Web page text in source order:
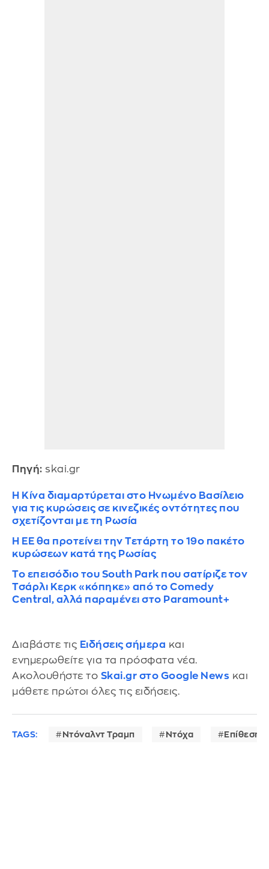
Πηγή: skai.gr
Η Κίνα διαμαρτύρεται στο Ηνωμένο Βασίλειο
για τις κυρώσεις σε κινεζικές οντότητες που
σχετίζονται με τη Ρωσία
Η ΕΕ θα προτείνει την Τετάρτη το 19ο πακέτο
κυρώσεων κατά της Ρωσίας
Το επεισόδιο του South Park που σατίριζε τον
Τσάρλι Κερκ «κόπηκε» από το Comedy
Central, αλλά παραμένει στο Paramount+
Διαβάστε τις Ειδήσεις σήμερα και
ενημερωθείτε για τα πρόσφατα νέα.
Ακολουθήστε το Skai.gr στο Google News και
μάθετε πρώτοι όλες τις ειδήσεις.
TAGS: Ντόναλντ Τραμπ Ντόχα Επίθεση